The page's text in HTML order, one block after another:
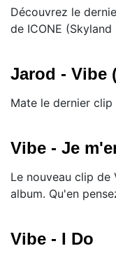
Découvrez le
de ICONE
Jarod - Vibe
Mate le dernier
Vibe - Je
Le nouveau clip
album. Qu'en
Vibe - I Do